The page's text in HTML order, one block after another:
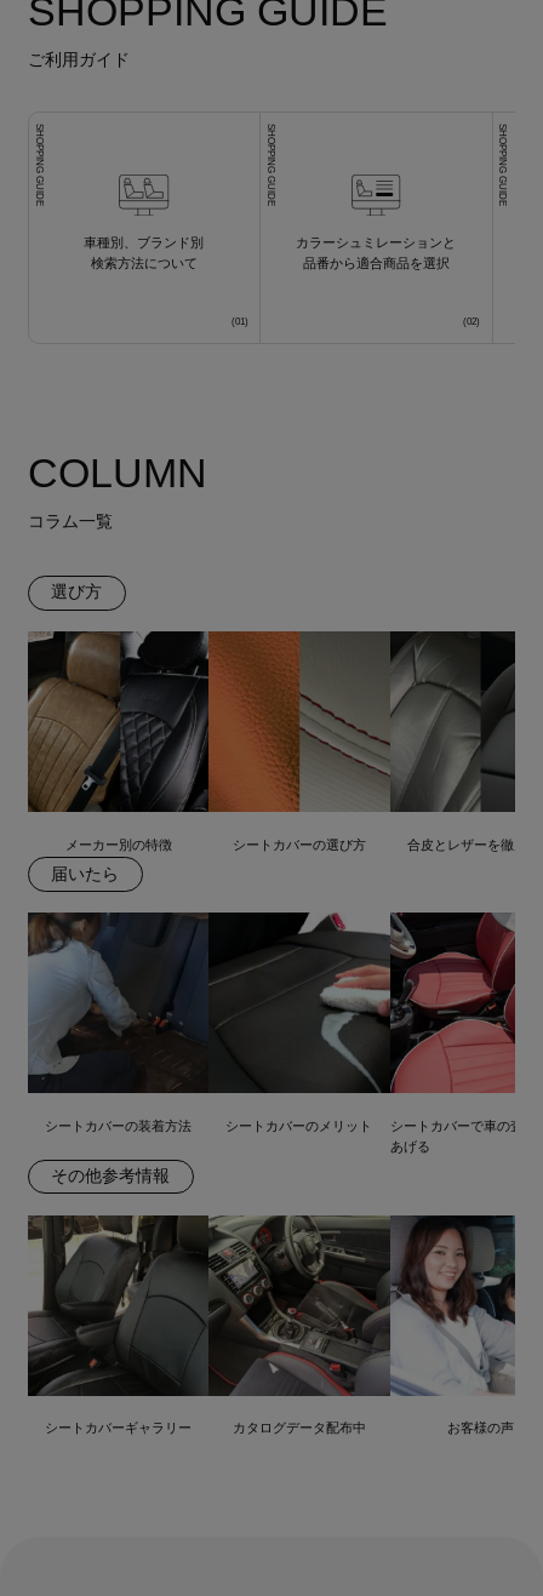
SHOPPING GUIDE
ご利用ガイド
SHOPPING GUIDE
車種別、ブランド別
検索方法について
SHOPPING GUIDE
カラーシュミレーションと
品番から適合商品を選択
SHOPPING GUIDE
COLUMN
コラム一覧
選び方
メーカー別の特徴 シートカバーの選び方 合皮とレザーを徹底比
届いたら
シートカバーの装着方法 シートカバーのメリット
シートカバーで車の査定
あげる
その他参考情報
シートカバーギャラリー カタログデータ配布中 お客様の声